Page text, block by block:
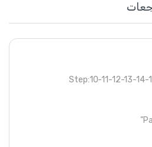
Step:10-11-12-13-